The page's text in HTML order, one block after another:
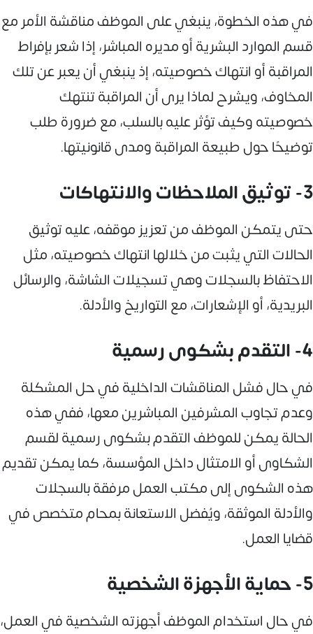
في هذه الخطوة، ينبغي على الموظف مناقشة الأمر مع
قسم الموارد البشرية أو مديره المباشر، إذا شعر بإفراط
المراقبة أو انتهاك خصوصيته، إذ ينبغي أن يعبر عن تلك
المخاوف، ويشرح لماذا يرى أن المراقبة تنتهك
خصوصيته وكيف تؤثر عليه بالسلب، مع ضرورة طلب
توضيحًا حول طبيعة المراقبة ومدى قانونيتها.
3- توثيق الملاحظات والانتهاكات
حتى يتمكن الموظف من تعزيز موقفه، عليه توثيق
الحالات التي يثبت من خلالها انتهاك خصوصيته، مثل
الاحتفاظ بالسجلات وهي تسجيلات الشاشة، والرسائل
البريدية، أو الإشعارات، مع التواريخ والأدلة.
4- التقدم بشكوى رسمية
في حال فشل المناقشات الداخلية في حل المشكلة
وعدم تجاوب المشرفين المباشرين معها، ففي هذه
الحالة يمكن للموظف التقدم بشكوى رسمية لقسم
الشكاوى أو الامتثال داخل المؤسسة، كما يمكن تقديم
هذه الشكوى إلى مكتب العمل مرفقة بالسجلات
والأدلة الموثقة، ويُفضل الاستعانة بمحام متخصص في
قضايا العمل.
5- حماية الأجهزة الشخصية
في حال استخدام الموظف أجهزته الشخصية في العمل،